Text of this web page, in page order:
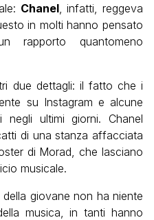
Chanel, infatti, reggeva
in molti hanno pensato
quantomeno
due dettagli: il fatto che i
su Instagram e alcune
negli ultimi giorni. Chanel
di una stanza affacciata
di Morad, che lasciano
musicale.
giovane non ha niente
musica, in tanti hanno